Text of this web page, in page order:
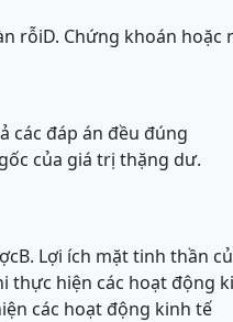
rỗiD. Chứng khoán hoặc
các đáp án đều đúng
của giá trị thặng dư.
B. Lợi ích mặt tinh thần
thực hiện các hoạt động
các hoạt động kinh tế